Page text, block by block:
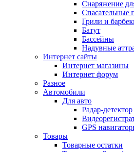
Снаряжение
Спасательные
Грили и
Батут
Бассейны
Надувные
Интернет сайты
Интернет магазины
Интернет форум
Разное
Автомобили
Для авто
Радар-детектор
GPS
Товары
Товарные остатки